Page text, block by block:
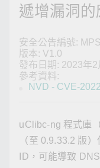
Moxa
遞增漏洞的
安全公告編號:
版本: V1.0
發布日期: 2023年2
參考資料:
NVD - CVE-
uClibc-ng 程式庫
（至 0.9.33.2 版
ID，可能導致